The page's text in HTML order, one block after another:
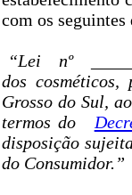
com os seguintes
“Lei nº
dos
Grosso do Sul,
termos do
disposição
do Consumidor.”